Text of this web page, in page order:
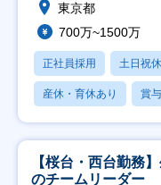
東京都
700万~1500万
正社員採用 土日祝
産休・育休あり 賞
【桜台・西台勤務
のチームリーダー